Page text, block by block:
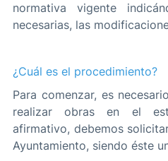
normativa vigente
necesarias, las
¿Cuál es el procedimiento?
Para comenzar, es
realizar obras en el
afirmativo, debemos
Ayuntamiento, siendo éste